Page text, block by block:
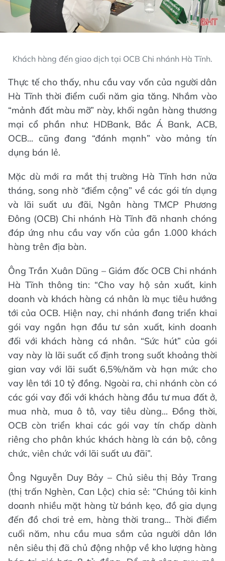
Khách hàng đến giao dịch tại OCB Chi nhánh Hà Tĩnh.
Thực tế cho thấy, nhu cầu vay vốn của người dân
Hà Tĩnh thời điểm cuối năm gia tăng. Nhắm vào
“mảnh đất màu mỡ” này, khối ngân hàng thương
mại cổ phần như: HDBank, Bắc Á Bank, ACB,
OCB... cũng đang “đánh mạnh” vào mảng tín
dụng bán lẻ.
Mặc dù mới ra mắt thị trường Hà Tĩnh hơn nửa
tháng, song nhờ “điểm cộng” về các gói tín dụng
và lãi suất ưu đãi, Ngân hàng TMCP Phương
Đông (OCB) Chi nhánh Hà Tĩnh đã nhanh chóng
đáp ứng nhu cầu vay vốn của gần 1.000 khách
hàng trên địa bàn.
Ông Trần Xuân Dũng – Giám đốc OCB Chi nhánh
Hà Tĩnh thông tin: “Cho vay hộ sản xuất, kinh
doanh và khách hàng cá nhân là mục tiêu hướng
tới của OCB. Hiện nay, chi nhánh đang triển khai
gói vay ngắn hạn đầu tư sản xuất, kinh doanh
đối với khách hàng cá nhân. “Sức hút” của gói
vay này là lãi suất cố định trong suốt khoảng thời
gian vay với lãi suất 6,5%/năm và hạn mức cho
vay lên tới 10 tỷ đồng. Ngoài ra, chi nhánh còn có
các gói vay đối với khách hàng đầu tư mua đất ở,
mua nhà, mua ô tô, vay tiêu dùng... Đồng thời,
OCB còn triển khai các gói vay tín chấp dành
riêng cho phân khúc khách hàng là cán bộ, công
chức, viên chức với lãi suất ưu đãi”.
Ông Nguyễn Duy Bảy – Chủ siêu thị Bảy Trang
(thị trấn Nghèn, Can Lộc) chia sẻ: “Chúng tôi kinh
doanh nhiều mặt hàng từ bánh kẹo, đồ gia dụng
đến đồ chơi trẻ em, hàng thời trang... Thời điểm
cuối năm, nhu cầu mua sắm của người dân lớn
nên siêu thị đã chủ động nhập về kho lượng hàng